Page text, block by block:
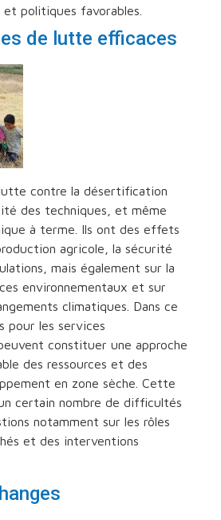
politiques favorables.
de lutte efficaces
contre la désertification
des techniques, et même
à terme. Ils ont des effets
agricole, la sécurité
mais également sur la
environnementaux et sur
climatiques. Dans ce
pour les services
constituer une approche
des ressources et des
en zone sèche. Cette
certain nombre de difficultés
notamment sur les rôles
et des interventions